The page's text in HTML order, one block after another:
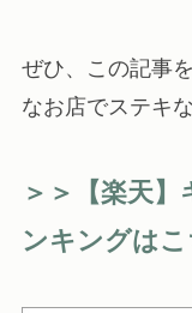
ぜひ、この記事
なお店でステキ
＞＞【楽天
ンキングはこ